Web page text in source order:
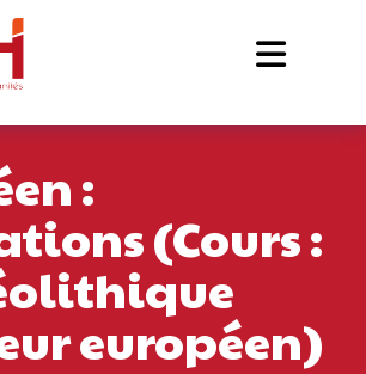
:
(Cours :
européen)